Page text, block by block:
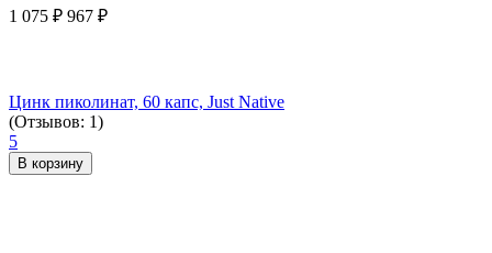
1 075 ₽ 967 ₽
Цинк пиколинат, 60 капс, Just Native
(Отзывов: 1)
5
В корзину